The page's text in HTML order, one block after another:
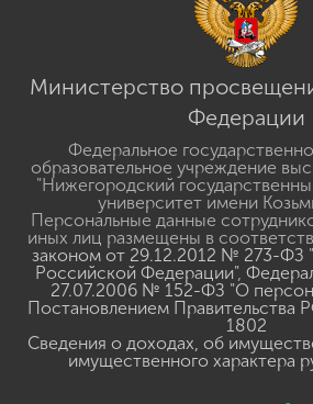
Министерство
Федерации
Федеральное
образовательное учреждение
"Нижегородский
университет имени
Персональные данные
иных лиц размещены в
законом от 29.12.2012 № 273-ФЗ
Российской Федерации",
27.07.2006 № 152-ФЗ "О
Постановлением Правительства
1802
Сведения о доходах, об
имущественного характера